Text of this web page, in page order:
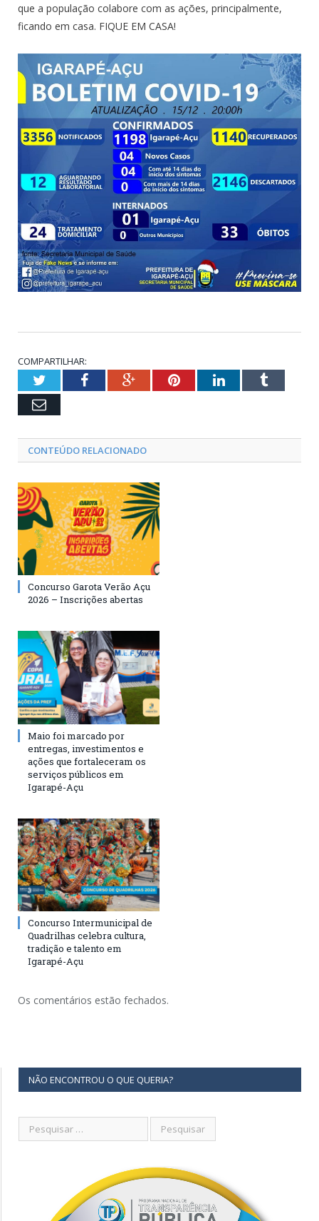
que a população colabore com as ações, principalmente,
ficando em casa. FIQUE EM CASA!
COMPARTILHAR:
TwitterFacebookGoogle+PinterestLinkedInTumblr
Email
CONTEÚDO RELACIONADO
Concurso Garota Verão Açu
2026 – Inscrições abertas
Maio foi marcado por
entregas, investimentos e
ações que fortaleceram os
serviços públicos em
Igarapé-Açu
Concurso Intermunicipal de
Quadrilhas celebra cultura,
tradição e talento em
Igarapé-Açu
Os comentários estão fechados.
NÃO ENCONTROU O QUE QUERIA?